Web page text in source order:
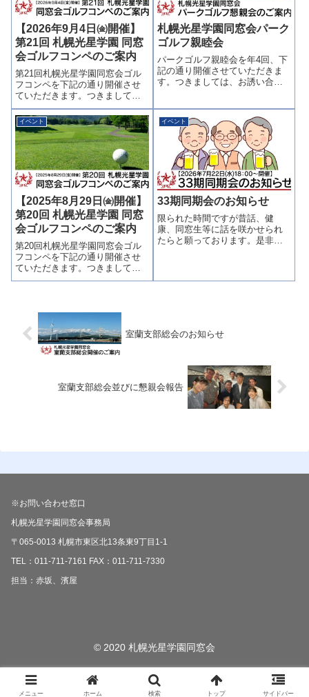
【2026年9月4日㈮開催】
第21回 札幌光星学園 同窓
会ゴルフコンペのご案内
第21回札幌光星学園同窓会ゴル
フコンペを下記の通り開催させ
ていただきます。つきまして
は、お誘い合わせの上、多数ご
参加くださいますようご案内申
し上げます。詳細は下記PDFを
ご確認ください。第21回 札幌光
星学園 同窓会ゴルフコンペのご
案内（P...
札幌光星学園同窓会パーク
ゴルフ親睦会
パークゴルフ親睦会を年4回、下
記の通り開催させていただきま
す。つきましては、お誘い合わ
細はこちらのPDFをご覧くださ
い。札幌光星学園同窓会パーク
ゴルフ親睦会のご案内（PDF）
イベント
【2025年8月29日㈮開催】
第20回 札幌光星学園 同窓
会ゴルフコンペのご案内
第20回札幌光星学園同窓会ゴル
フコンペを下記の通り開催させ
ていただきます。つきまして
は、お誘い合わせの上、多数ご
ご確認ください。第20回 札幌光
星学園 同窓会ゴルフコンペのご
案内（P...
イベント
33期同期会のお知らせ
限られた時間ですが昔話、健
康、同窓生等に話を咲かせられ
たらと願っております。是非ご
グ 四季舞(sikibu)中央区北2条西
室蘭支部総会のお知らせ
室蘭支部総会並びに懇親会報告
※お問い合わせ窓口
札幌光星学園同窓会事務局
〒065-0013 札幌市東区北13条東9丁目1-1
TEL：011-711-7161 FAX：011-711-7330
担当：赤坂、濱屋
© 2020 札幌光星学園同窓会
メニュー ホーム 検索 トップ サイドバー